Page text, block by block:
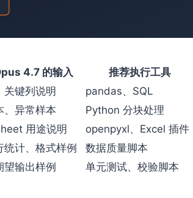
4.7 的输入
推荐执行工具
关键列说明
pandas、SQL
、异常样本
Python 分块处理
用途说明
openpyxl、Excel 插件
计、格式样例
数据质量脚本
输出样例 单元测试、校验脚本